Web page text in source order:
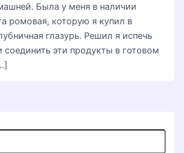
Была у меня в наличии
ромовая, которую я купил в
глазурь. Решил я испечь
соединить эти продукты в готовом